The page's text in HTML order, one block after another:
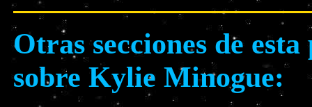
Otras secciones de esta
sobre Kylie Minogue: